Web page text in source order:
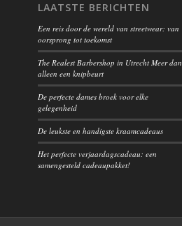
LAATSTE BERICHTEN
Een reis door de wereld van streetwear: van
oorsprong tot toekomst
The Realest Barbershop in Utrecht Meer dan
alleen een knipbeurt
De perfecte dames broek voor elke
gelegenheid
De leukste en handigste kraamcadeaus
Het perfecte verjaardagscadeau: een
samengesteld cadeaupakket!